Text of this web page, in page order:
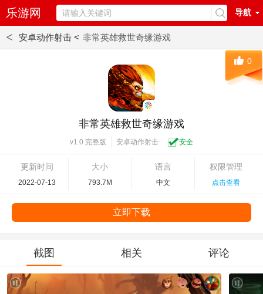
乐游网 导航
< 安卓动作射击 < 非常英雄救世奇缘游戏
非常英雄救世奇缘游戏
v1.0 完整版 安卓动作射击 安全
更新时间
2022-07-13
大小
793.7M
语言
中文
权限管理
点击查看
0
立即下载
截图 相关 评论